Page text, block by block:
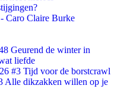
Caro Claire Burke
Geurend de winter in
liefde
#3 Tijd voor de borstcrawl
Alle dikzakken willen op je